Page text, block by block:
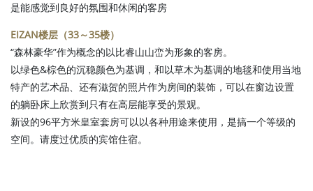
是能感觉到良好的氛围和休闲的客房
EIZAN楼层（33～35楼）
“森林豪华”作为概念的以比睿山山峦为形象的客房。
以绿色&棕色的沉稳颜色为基调，和以草木为基调的地毯和使用当地
特产的艺术品、还有滋贺的照片作为房间的装饰，可以在窗边设置
的躺卧床上欣赏到只有在高层能享受的景观。
新设的96平方米皇室套房可以以各种用途来使用，是搞一个等级的
空间。请度过优质的宾馆住宿。